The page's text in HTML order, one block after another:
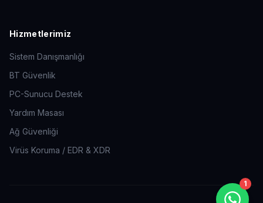
Hizmetlerimiz
Sistem Danışmanlığı
BT Güvenlik
PC-Sunucu Destek
Yardım Masası
Ağ Güvenliği
Virüs Koruma / EDR & XDR
1